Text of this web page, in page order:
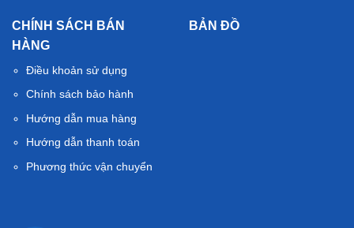
CHÍNH SÁCH BÁN
HÀNG
Điều khoản sử dụng
Chính sách bảo hành
Hướng dẫn mua hàng
Hướng dẫn thanh toán
Phương thức vận chuyển
BẢN ĐỒ